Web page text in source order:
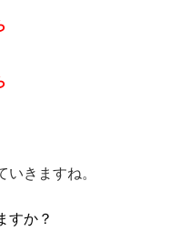
きますね。
すか？